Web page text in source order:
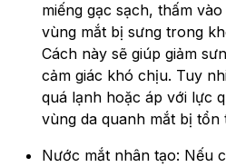
miếng gạc sạch, thấm
vùng mắt bị sưng trong
Cách này sẽ giúp giảm
cảm giác khó chịu. Tuy
quá lạnh hoặc áp với lực
vùng da quanh mắt bị tổn
Nước mắt nhân tạo: Nếu